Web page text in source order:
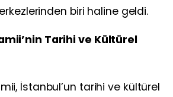
biri haline geldi.
Tarihi ve Kültürel
İstanbul’un tarihi ve kültürel